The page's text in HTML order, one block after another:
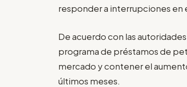
responder a interrupciones en
De acuerdo con las
programa de préstamos de
mercado y contener el
últimos meses.